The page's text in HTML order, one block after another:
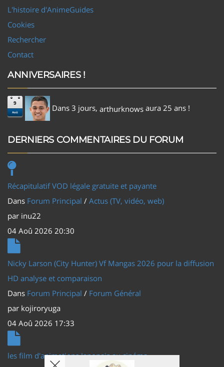
L'histoire d'AnimeGuides
Cookies
Rechercher
Contact
ANNIVERSAIRES !
9
Aoû Dans 3 jours, arthurknows aura 25 ans !
DERNIERS COMMENTAIRES DU FORUM
Récapitulatif VOD légale gratuite et payante
Dans Forum Principal / Actus (TV, vidéo, web)
par inu22
04 Aoû 2026 20:30
Nicky Larson (City Hunter) Vf Mangas 2026 pour la diffusion
HD analyse et comparaison
Dans Forum Principal / Forum Général
par kojiroryuga
04 Aoû 2026 17:33
les film d'animations Japonais au cinéma